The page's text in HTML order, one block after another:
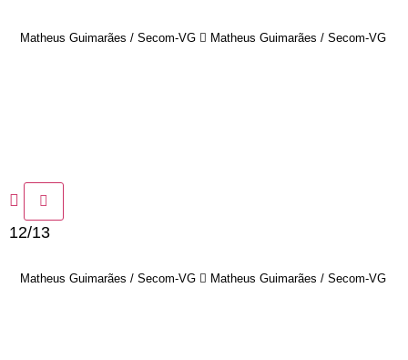
Matheus Guimarães / Secom-VG Matheus Guimarães / Secom-VG
12/13
Matheus Guimarães / Secom-VG Matheus Guimarães / Secom-VG